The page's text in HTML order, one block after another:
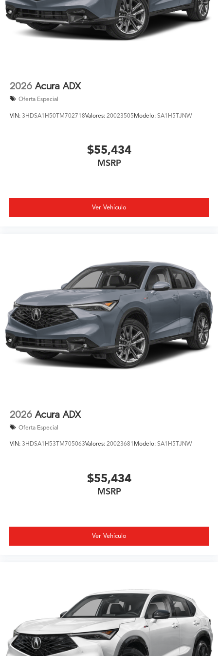
2026 Acura ADX
Oferta Especial
VIN: 3HDSA1H50TM702718Valores: 20023505Modelo: SA1H5TJNW
$55,434
MSRP
Ver Vehículo
2026 Acura ADX
Oferta Especial
VIN: 3HDSA1H53TM705063Valores: 20023681 Modelo: SA1H5TJNW
$55,434
MSRP
Ver Vehículo